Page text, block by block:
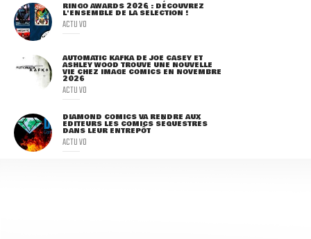
RINGO AWARDS 2026 : DÉCOUVREZ
L'ENSEMBLE DE LA SÉLECTION !
ACTU VO
AUTOMATIC KAFKA DE JOE CASEY ET
ASHLEY WOOD TROUVE UNE NOUVELLE
VIE CHEZ IMAGE COMICS EN NOVEMBRE
2026
ACTU VO
DIAMOND COMICS VA RENDRE AUX
ÉDITEURS LES COMICS SÉQUESTRÉS
DANS LEUR ENTREPÔT
ACTU VO